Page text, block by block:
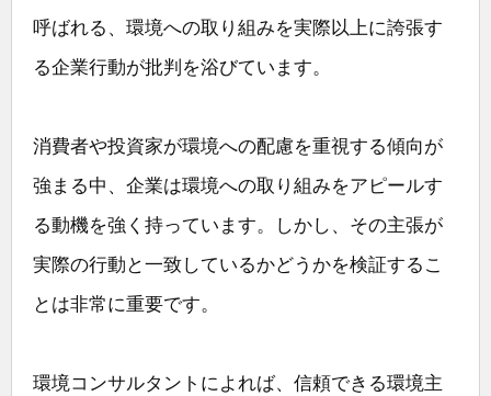
呼ばれる、環境への取り組みを実際以上に誇張す
る企業行動が批判を浴びています。
消費者や投資家が環境への配慮を重視する傾向が
強まる中、企業は環境への取り組みをアピールす
る動機を強く持っています。しかし、その主張が
実際の行動と一致しているかどうかを検証するこ
とは非常に重要です。
環境コンサルタントによれば、信頼できる環境主